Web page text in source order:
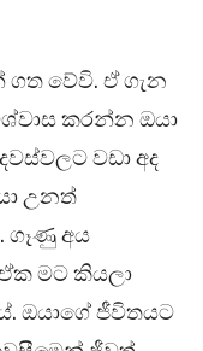
වේවි. ඒ ගැන
කරන්න ඔයා
වඩා අද
උනත්
අය
මට කියලා
ඔයාගේ ජීවිතයට